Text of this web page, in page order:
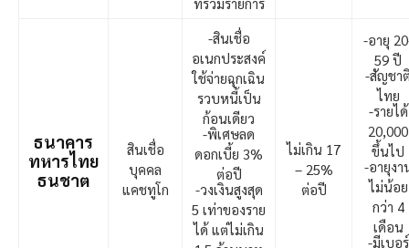
ที่ร่วมรายการ
ธนาคาร
ทหารไทย
ธนชาต
สินเชื่อ
บุคคล
แคชทูโก
-สินเชื่อ
อเนกประสงค์
ใช้จ่ายฉุกเฉิน
รวบหนี้เป็น
ก้อนเดียว
-พิเศษลด
ดอกเบี้ย 3%
ต่อปี
-วงเงินสูงสุด
5 เท่าของราย
ได้ แต่ไม่เกิน
ไม่เกิน 17
– 25%
ต่อปี
-อายุ
59 ปี
-สัญชา
ไทย
-รายได้
20,000
ขึ้นไป
-อายุงา
ไม่น้อย
กว่า 4
เดือน
-มีเบอร์